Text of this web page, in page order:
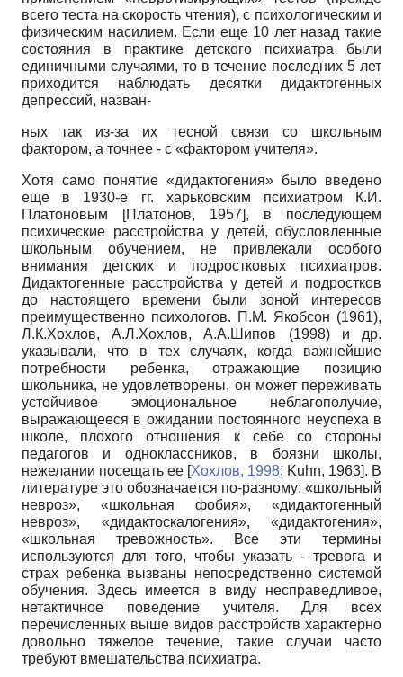
всего теста на скорость чтения), с психологическим и
физическим насилием. Если еще 10 лет назад такие
состояния в практике детского психиатра были
единичными случаями, то в течение последних 5 лет
приходится наблюдать десятки дидактогенных
депрессий, назван-
ных так из-за их тесной связи со школьным
фактором, а точнее - с «фактором учителя».
Хотя само понятие «дидактогения» было введено
еще в 1930-е гг. харьковским психиатром К.И.
Платоновым
[Платонов, 1957], в последующем
психические расстройства у детей, обусловленные
школьным обучением, не привлекали особого
внимания детских и подростковых психиатров.
Дидактогенные расстройства у детей и подростков
до настоящего времени были зоной интересов
преимущественно психологов. П.М. Якобсон (1961),
Л.К.Хохлов, А.Л.Хохлов, А.А.Шипов (1998) и др.
указывали, что в тех случаях, когда важнейшие
потребности ребенка, отражающие позицию
школьника, не удовлетворены, он может переживать
устойчивое эмоциональное неблагополучие,
выражающееся в ожидании постоянного неуспеха в
школе, плохого отношения к себе со стороны
педагогов и одноклассников, в боязни школы,
нежелании посещать ее [Хохлов, 1998; Kuhn, 1963]. В
литературе это обозначается по-разному: «школьный
невроз», «школьная фобия», «дидактогенный
невроз», «дидактоскалогения», «дидактогения»,
«школьная тревожность». Все эти термины
используются для того, чтобы указать - тревога и
страх ребенка вызваны непосредственно системой
обучения. Здесь имеется в виду несправедливое,
нетактичное поведение учителя. Для всех
перечисленных выше видов расстройств характерно
довольно тяжелое течение, такие случаи часто
требуют вмешательства психиатра.